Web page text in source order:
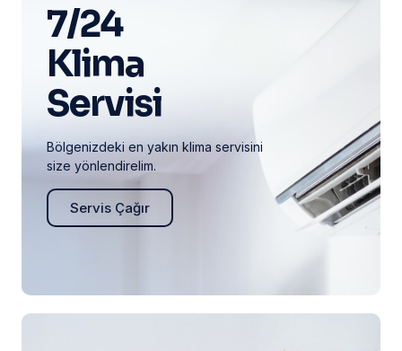
7/24
Klima
Servisi
Bölgenizdeki en yakın klima servisini
size yönlendirelim.
Servis Çağır